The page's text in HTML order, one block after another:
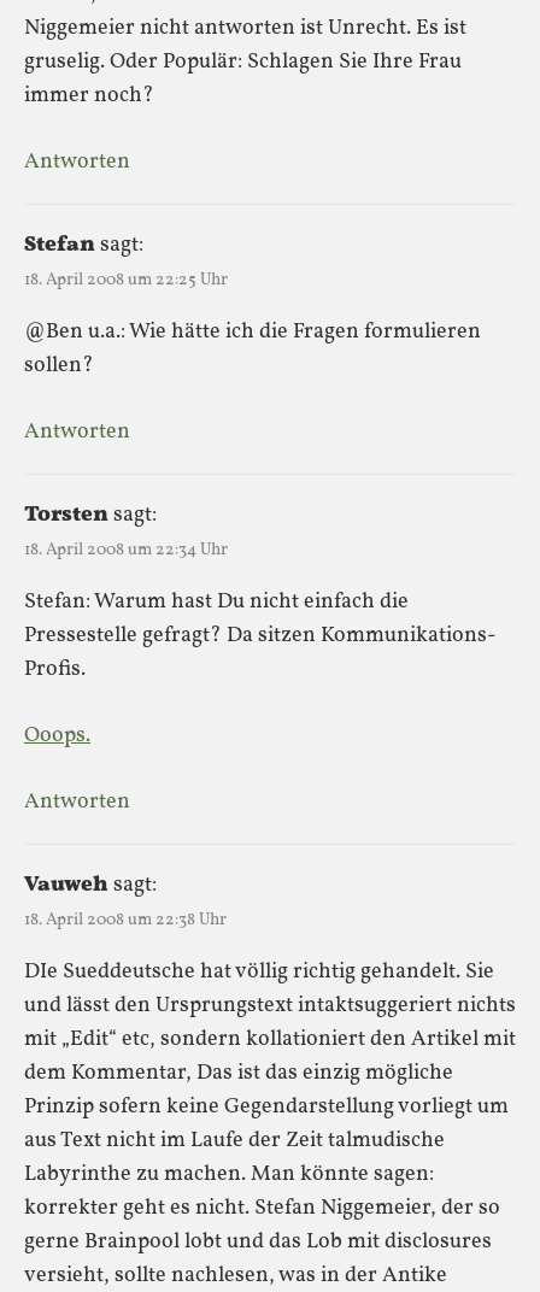
Niggemeier nicht antworten ist Unrecht. Es ist
gruselig. Oder Populär: Schlagen Sie Ihre Frau
immer noch?
Antworten
Stefansagt:
18. April 2008 um 22:25 Uhr
@Ben u.a.: Wie hätte ich die Fragen formulieren
sollen?
Antworten
Torstensagt:
18. April 2008 um 22:34 Uhr
Stefan: Warum hast Du nicht einfach die
Pressestelle gefragt? Da sitzen Kommunikations-
Profis.
Ooops.
Antworten
Vauweh sagt:
18. April 2008 um 22:38 Uhr
DIe Sueddeutsche hat völlig richtig gehandelt. Sie
und lässt den Ursprungstext intaktsuggeriert nichts
mit „Edit“ etc, sondern kollationiert den Artikel mit
dem Kommentar, Das ist das einzig mögliche
Prinzip sofern keine Gegendarstellung vorliegt um
aus Text nicht im Laufe der Zeit talmudische
Labyrinthe zu machen. Man könnte sagen:
korrekter geht es nicht. Stefan Niggemeier, der so
gerne Brainpool lobt und das Lob mit disclosures
versieht, sollte nachlesen, was in der Antike